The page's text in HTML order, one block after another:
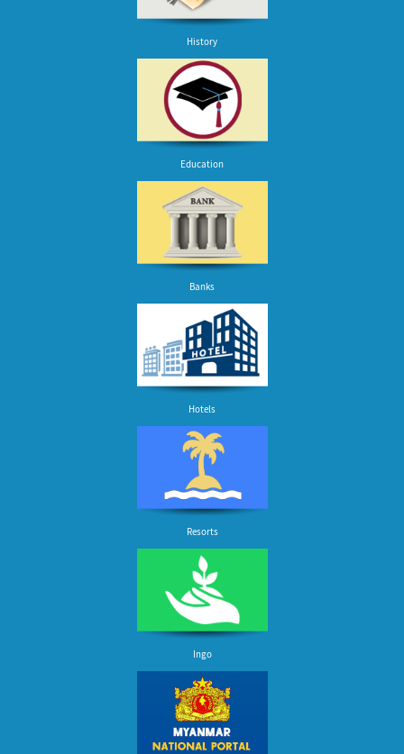
History
Education
Banks
Hotels
Resorts
Ingo